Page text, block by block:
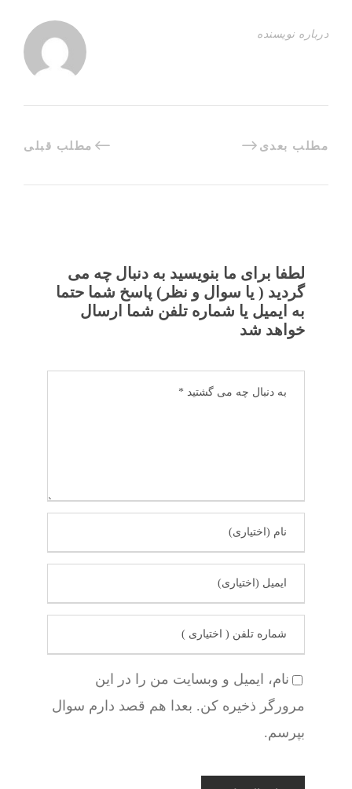
درباره نویسنده
مطلب قبلی مطلب بعدی
لطفا برای ما بنویسید به دنبال چه می
گردید ( یا سوال و نظر) پاسخ شما حتما
به ایمیل یا شماره تلفن شما ارسال
خواهد شد
نام، ایمیل و وبسایت من را در این
مرورگر ذخیره کن. بعدا هم قصد دارم سوال
بپرسم.